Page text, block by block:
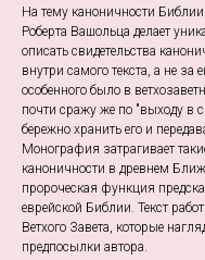
На тему каноничности
Роберта Вашольца делает
описать свидетельства
внутри самого текста, а не
особенного было в
почти сражу же по "выходу в
бережно хранить его и
Монография затрагивает
каноничности в древнем
пророческая функция
еврейской Библии. Текст
Ветхого Завета, которые
предпосылки автора.